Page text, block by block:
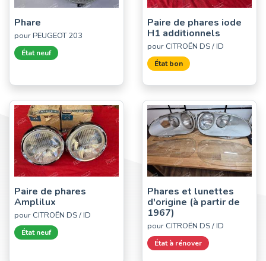
Phare
pour PEUGEOT 203
État neuf
Paire de phares iode
H1 additionnels
pour CITROËN DS / ID
État bon
Paire de phares
Amplilux
pour CITROËN DS / ID
État neuf
Phares et lunettes
d'origine (à partir de
1967)
pour CITROËN DS / ID
État à rénover